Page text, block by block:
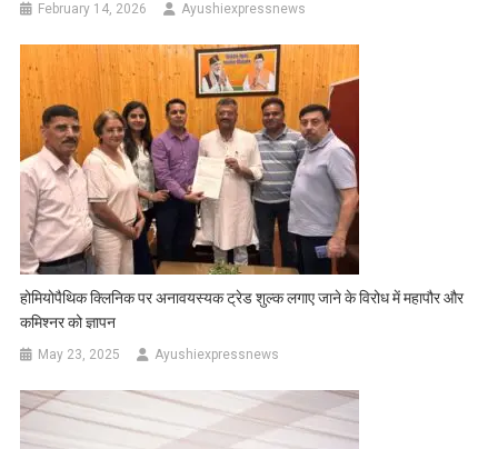
February 14, 2026 Ayushiexpressnews
होमियोपैथिक क्लिनिक पर अनावयस्यक ट्रेड शुल्क लगाए जाने के विरोध में महापौर और
कमिश्नर को ज्ञापन
May 23, 2025 Ayushiexpressnews